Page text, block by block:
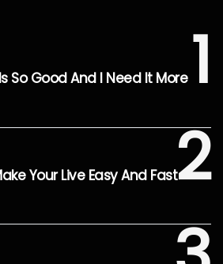
1
So Good And I Need It More
2
Your Live Easy And Fast